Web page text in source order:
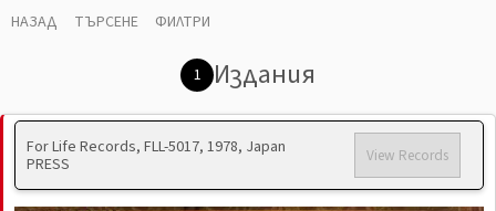
НАЗАД ТЪРСЕНЕ ФИЛТРИ
1 Издания
For Life Records, FLL-5017, 1978, Japan
PRESS
View Records